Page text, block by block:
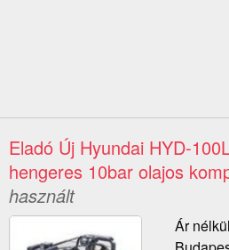
Eladó Új Hyundai HYD-
hengeres 10bar olajos
használt
Ár nélkül